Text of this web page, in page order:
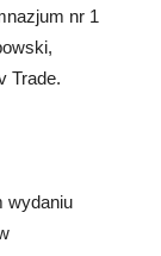
nr 1
Trade.
wydaniu